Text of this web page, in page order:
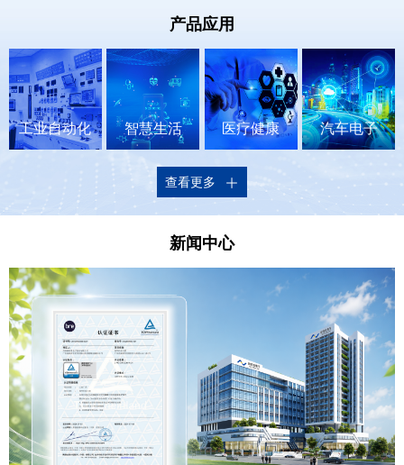
产品应用
工业自动化 智慧生活 医疗健康 汽车电子
查看更多
新闻中心